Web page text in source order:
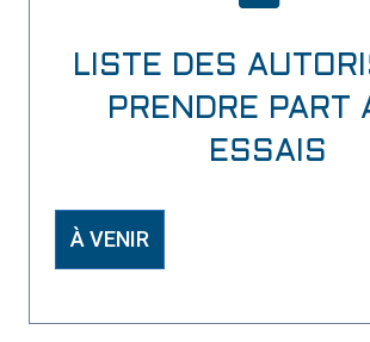
LISTE DES
PRENDRE PART
ESSAIS
À VENIR